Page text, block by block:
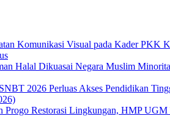
Perluas Akses Pendidikan
Restorasi Lingkungan, HMP